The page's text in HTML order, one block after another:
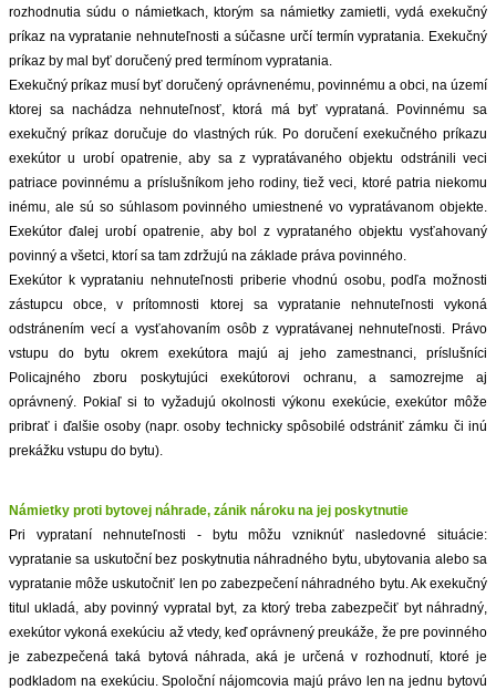
PRIPOMIENKY
rozhodnutia súdu o námietkach, ktorým sa námietky zamietli, vydá exekučný
príkaz na vypratanie nehnuteľnosti a súčasne určí termín vypratania. Exekučný
príkaz by mal byť doručený pred termínom vypratania.
Exekučný príkaz musí byť doručený oprávnenému, povinnému a obci, na území
ktorej sa nachádza nehnuteľnosť, ktorá má byť vyprataná. Povinnému sa
exekučný príkaz doručuje do vlastných rúk. Po doručení exekučného príkazu
exekútor u urobí opatrenie, aby sa z vypratávaného objektu odstránili veci
patriace povinnému a príslušníkom jeho rodiny, tiež veci, ktoré patria niekomu
inému, ale sú so súhlasom povinného umiestnené vo vypratávanom objekte.
Exekútor ďalej urobí opatrenie, aby bol z vyprataného objektu vysťahovaný
povinný a všetci, ktorí sa tam zdržujú na základe práva povinného.
Exekútor k vyprataniu nehnuteľnosti priberie vhodnú osobu, podľa možnosti
zástupcu obce, v prítomnosti ktorej sa vypratanie nehnuteľnosti vykoná
odstránením vecí a vysťahovaním osôb z vypratávanej nehnuteľnosti. Právo
vstupu do bytu okrem exekútora majú aj jeho zamestnanci, príslušníci
Policajného zboru poskytujúci exekútorovi ochranu, a samozrejme aj
oprávnený. Pokiaľ si to vyžadujú okolnosti výkonu exekúcie, exekútor môže
pribrať i ďalšie osoby (napr. osoby technicky spôsobilé odstrániť zámku či inú
prekážku vstupu do bytu).
Námietky proti bytovej náhrade, zánik nároku na jej poskytnutie
Pri vyprataní nehnuteľnosti - bytu môžu vzniknúť nasledovné situácie:
vypratanie sa uskutoční bez poskytnutia náhradného bytu, ubytovania alebo sa
vypratanie môže uskutočniť len po zabezpečení náhradného bytu. Ak exekučný
titul ukladá, aby povinný vypratal byt, za ktorý treba zabezpečiť byt náhradný,
exekútor vykoná exekúciu až vtedy, keď oprávnený preukáže, že pre povinného
je zabezpečená taká bytová náhrada, aká je určená v rozhodnutí, ktoré je
podkladom na exekúciu. Spoloční nájomcovia majú právo len na jednu bytovú